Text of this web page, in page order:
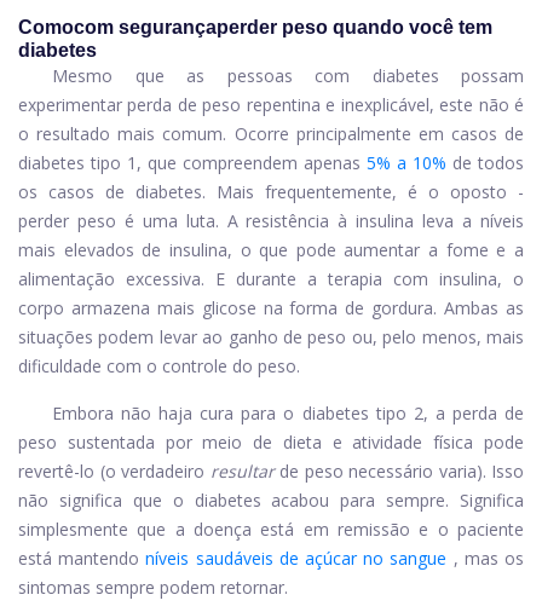
Comocom segurançaperder peso quando você tem
diabetes
Mesmo que as pessoas com diabetes possam
experimentar perda de peso repentina e inexplicável, este não é
o resultado mais comum. Ocorre principalmente em casos de
diabetes tipo 1, que compreendem apenas 5% a 10% de todos
os casos de diabetes. Mais frequentemente, é o oposto -
perder peso é uma luta. A resistência à insulina leva a níveis
mais elevados de insulina, o que pode aumentar a fome e a
alimentação excessiva. E durante a terapia com insulina, o
corpo armazena mais glicose na forma de gordura. Ambas as
situações podem levar ao ganho de peso ou, pelo menos, mais
dificuldade com o controle do peso.
Embora não haja cura para o diabetes tipo 2, a perda de
peso sustentada por meio de dieta e atividade física pode
revertê-lo (o verdadeiro resultar de peso necessário varia). Isso
não significa que o diabetes acabou para sempre. Significa
simplesmente que a doença está em remissão e o paciente
está mantendo níveis saudáveis ​​de açúcar no sangue , mas os
sintomas sempre podem retornar.